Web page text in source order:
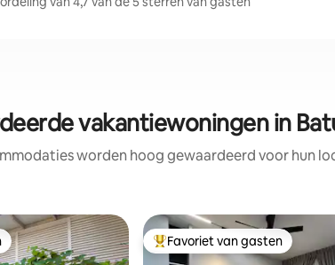
vakantiewoningen in
worden hoog gewaardeerd voor hun
Topfavoriet van gasten
Favoriet van gasten